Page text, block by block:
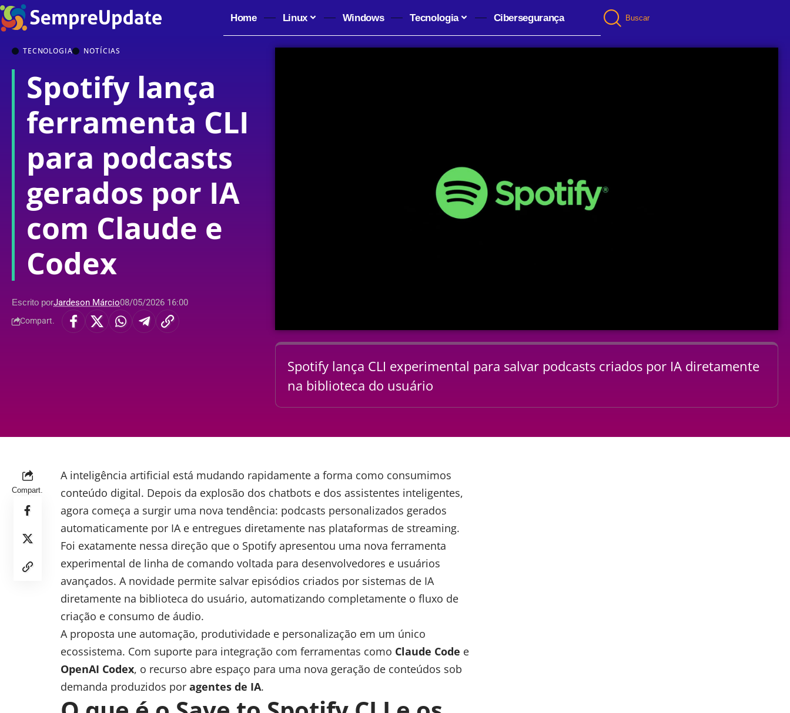
Home Linux Windows Tecnologia Cibersegurança Buscar
TECNOLOGIA NOTÍCIAS
Spotify lança
ferramenta CLI
para podcasts
gerados por IA
com Claude e
Codex
Escrito porJardeson Márcio08/05/2026 16:00
Compart.
Spotify lança CLI experimental para salvar podcasts criados por IA diretamente
na biblioteca do usuário
Compart.
A inteligência artificial está mudando rapidamente a forma como consumimos
conteúdo digital. Depois da explosão dos chatbots e dos assistentes inteligentes,
agora começa a surgir uma nova tendência: podcasts personalizados gerados
automaticamente por IAe entregues diretamente nas plataformas de streaming.
Foi exatamente nessa direção que o Spotify apresentou uma nova ferramenta
experimental de linha de comando voltada para desenvolvedores e usuários
avançados. A novidade permite salvar episódios criados por sistemas de IA
diretamente na biblioteca do usuário, automatizando completamente o fluxo de
criação e consumo de áudio.
A proposta une automação, produtividade e personalização em um único
ecossistema. Com suporte para integração com ferramentas como Claude Code e
OpenAI Codex, o recurso abre espaço para uma nova geração de conteúdos sob
demanda produzidos por agentes de IA.